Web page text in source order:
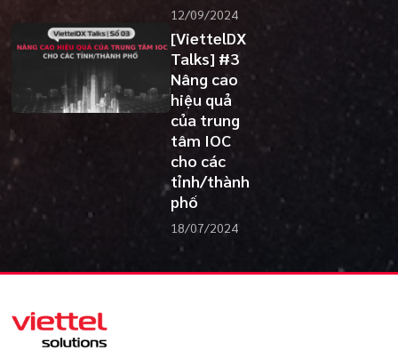
12/09/2024
[ViettelDX
Talks] #3
Nâng cao
hiệu quả
của trung
tâm IOC
cho các
tỉnh/thành
phố
18/07/2024